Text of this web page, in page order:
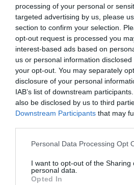
processing of your personal or
targeted advertising by us, please
section to confirm your selection.
opt-out request is processed you
interest-based ads based on
us or personal information
your opt-out. You may separately
disclosure of your personal
IAB’s list of downstream
also be disclosed by us to third
Downstream Participants that may
Personal Data Processing Opt
I want to opt-out of the Sharing
personal data.
Opted In